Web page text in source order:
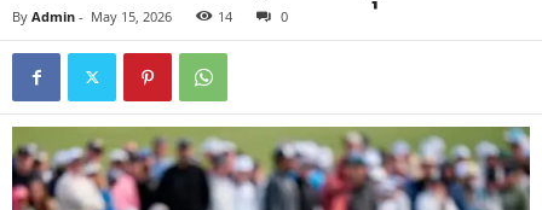
By Admin - May 15, 2026 14 0